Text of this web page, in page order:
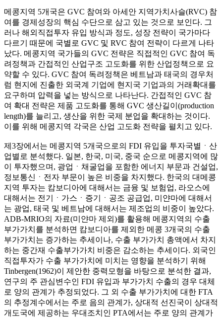
메콩지역 5개국은 GVC 참여와 아세안 지역가치사슬(RVC) 참
여를 경제성장의 핵심 수단으로 삼고 있는 것으로 보인다. 그
러나 해외직접투자 유입 방식과 정도, 성장 전략이 국가마다
다르기 때문에 국별로 GVC 및 RVC 참여 전략이 다르게 나타
났다. 메콩지역 국가들의 GVC 전략은 직접적인 GVC 참여 독
려정책과 간접적인 산업구조 고도화를 위한 산업정책으로 요
약할 수 있다. GVC 참여 독려정책은 베트남과 태국의 경우처
럼 현지에 진출한 외국계 기업에 현지국 기업과의 거래확대를
요구하며 압력을 넣는 방식으로 나타난다. 간접적인 GVC 참
여 확대 전략은 제품 고도화를 통해 GVC 생산길이(production
length)를 늘리고, 생산을 위한 국제 분업을 확대하는 것이다.
이를 위해 메콩지역 각국은 산업 고도화 전략을 펼치고 있다.
제3장에서는 메콩지역 5개국으로의 FDI 유입을 투자국별ㆍ산
업별로 분석했다. 일본, 한국, 미국, 중국 순으로 메콩지역에 많
이 투자했으며, 광업ㆍ채굴업을 포함한 에너지 부문과 건설업,
정보통신ㆍ전자 부문이 높은 비중을 차지했다. 한국의 대메콩
지역 투자는 캄보디아에 대해서는 금융 및 보험업, 라오스에
대해서는 전기ㆍ가스ㆍ증기ㆍ공조 공급업, 미얀마에 대해서
는 광업, 태국 및 베트남에 대해서는 제조업의 비중이 높았다.
ADB-MRIO의 자료(미얀마 제외)를 활용해 메콩지역의 수출
부가가치를 분석하면 캄보디아를 제외한 메콩 3개국의 수출
부가가치는 증가하는 추세이나, 수출 부가가치 총액에서 차지
하는 중간재 수출부가가치 비중은 감소하는 추세이다. 외국인
직접투자가 수출 부가가치에 미치는 영향을 분석하기 위해
Tinbergen(1962)이 제안한 중력모형을 바탕으로 분석한 결과,
연구의 주 관심변수인 FDI 유입과 부가가치 수출의 경우 대체
로 양의 관계가 추정되었다. 그 외 수출 부가가치에 대한 FTA
의 추정계수에서는 주로 음의 관계가, 상대적 선진국이 상대적
개도국에 제공하는 우대조치인 PTA에서는 주로 양의 관계가